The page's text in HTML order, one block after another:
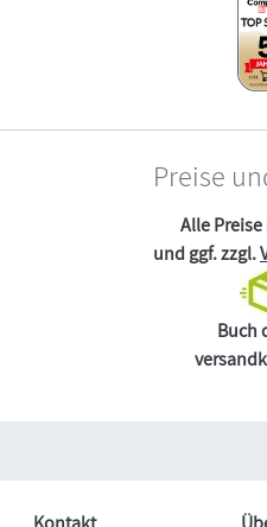
Preise
Alle
und ggf. zzgl.
Buch